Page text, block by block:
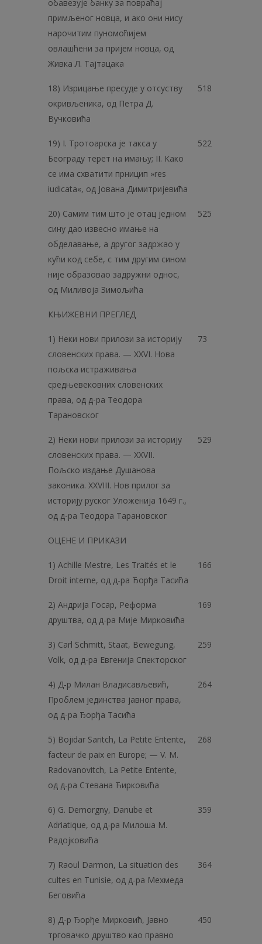
обавезује банку за повраћај
примљеног новца, и ако они нису
нарочитим пуномоћијем
овлашћени за пријем новца, од
Живка Л. Тајтацака
18) Изрицање пресуде у отсуству
окривљеника, од Петра Д.
Вучковића
518
19) I. Тротоарска је такса у
Београду терет на имању; II. Како
се има схватити прницип »res
iudicata«, од Јована Димитријевића
522
20) Самим тим што је отац једном
сину дао извесно имање на
обделавање, а другог задржао у
кући код себе, с тим другим сином
није образовао задружни однос,
од Миливоја Зимољића
525
КЊИЖЕВНИ ПРЕГЛЕД
1) Неки нови прилози за историју
словенских права. — XXVI. Нова
пољска истраживања
средњевековних словенских
права, од д-ра Теодора
Тарановског
73
2) Неки нови прилози за историју
словенских права. — XXVII.
Пољско издање Душанова
законика. XXVIII. Нов прилог за
историју руског Уложенија 1649 г.,
од д-ра Теодора Тарановског
529
ОЦЕНЕ И ПРИКАЗИ
1) Achille Mestre, Les Traités et le
Droit interne, од д-ра Ђорђа Тасића
166
2) Андрија Госар, Реформа
друштва, од д-ра Мије Мирковића
169
3) Carl Schmitt, Staat, Bewegung,
Volk, од д-ра Евгенија Спекторског
259
4) Д-р Милан Владисављевић,
Проблем јединства јавног права,
од д-ра Ђорђа Тасића
264
5) Bojidar Saritch, La Petite Еntente,
facteur de paix en Europe; — V. M.
Radovanovitch, La Petite Еntente,
од д-ра Стевана Ћирковића
268
6) G. Demorgny, Danube et
Adriatique, од д-ра Милоша M.
Радојковића
359
7) Raoul Darmon, La situation des
cultes en Tunisie, од д-ра Мехмеда
Беговића
364
8) Д-р Ђорђе Мирковић, Јавно
трговачко друштво као правно
450